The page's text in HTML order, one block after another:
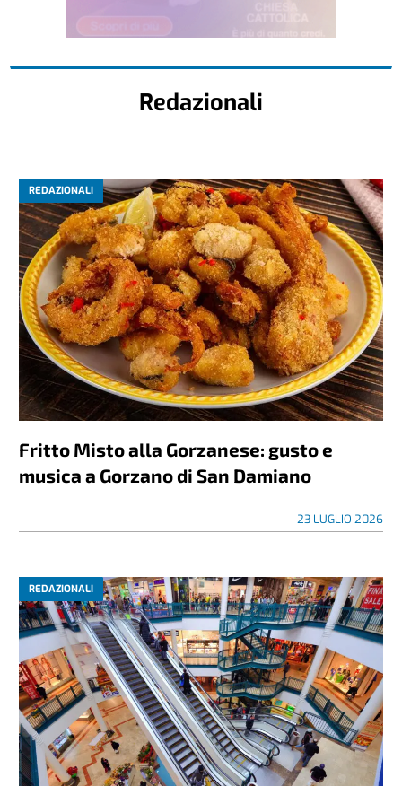
Redazionali
REDAZIONALI
Fritto Misto alla Gorzanese: gusto e
musica a Gorzano di San Damiano
23 LUGLIO 2026
REDAZIONALI